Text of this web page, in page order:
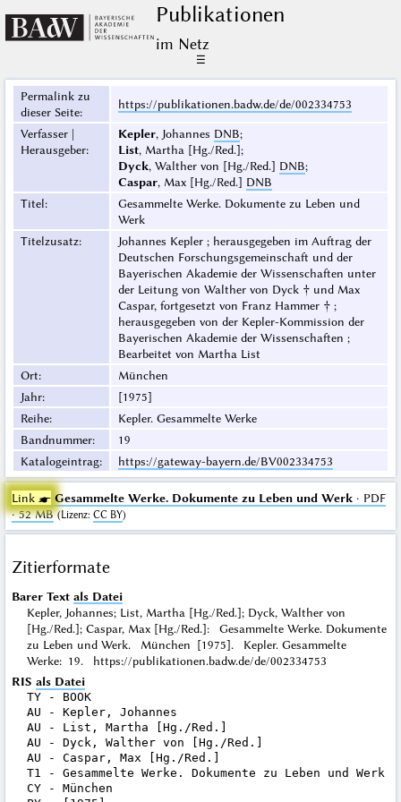
Publikationen
im Netz
☰
Permalink zu
dieser Seite:
https://publikationen.badw.de/de/002334753
Verfasser |
Herausgeber:
Kepler, Johannes DNB;
List, Martha [Hg./Red.];
Dyck, Walther von [Hg./Red.] DNB;
Caspar, Max [Hg./Red.] DNB
Titel:
Gesammelte Werke. Dokumente zu Leben und
Werk
Titelzusatz:
Johannes Kepler ; herausgegeben im Auftrag der
Deutschen Forschungsgemeinschaft und der
Bayerischen Akademie der Wissenschaften unter
der Leitung von Walther von Dyck † und Max
Caspar, fortgesetzt von Franz Hammer † ;
herausgegeben von der Kepler-Kommission der
Bayerischen Akademie der Wissenschaften ;
Bearbeitet von Martha List
Ort:
München
Jahr:
[1975]
Reihe:
Kepler. Gesammelte Werke
Bandnummer:
19
Katalogeintrag: https://gateway-bayern.de/BV002334753
Link ☛ Gesammelte Werke. Dokumente zu Leben und Werk· PDF
· 52 MB (Lizenz: CC BY)
Zitierformate
Barer Text als Datei
Kepler, Johannes; List, Martha [Hg./Red.]; Dyck, Walther von
[Hg./Red.]; Caspar, Max [Hg./Red.]: Gesammelte Werke. Dokumente
zu Leben und Werk. München [1975]. Kepler. Gesammelte
Werke: 19. https://publikationen.badw.de/de/002334753
RIS als Datei
TY - BOOK
AU - Kepler, Johannes
AU - List, Martha [Hg./Red.]
AU - Dyck, Walther von [Hg./Red.]
AU - Caspar, Max [Hg./Red.]
T1 - Gesammelte Werke. Dokumente zu Leben und Werk
CY - München